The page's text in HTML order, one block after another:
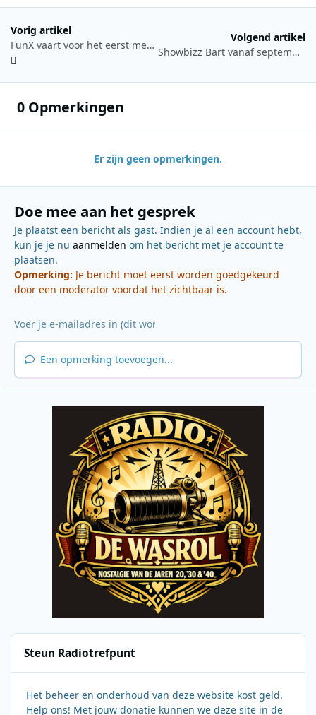
Vorig artikel
FunX vaart voor het eerst mee met de Canal Parade
Volgend artikel
Showbizz Bart vanaf september aan de slag bij Radio 2
0 Opmerkingen
Er zijn geen opmerkingen.
Doe mee aan het gesprek
Je plaatst een bericht als gast. Indien je al een account hebt,
kun je je nu aanmelden om het bericht met je account te
plaatsen.
Opmerking: Je bericht moet eerst worden goedgekeurd
door een moderator voordat het zichtbaar is.
Een opmerking toevoegen...
Steun Radiotrefpunt
Het beheer en onderhoud van deze website kost geld.
Help ons! Met jouw donatie kunnen we deze site in de